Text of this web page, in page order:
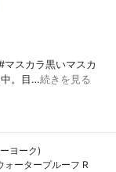
スカラ⁡黒いマスカ
中。目…続きを見る
ヨーク)
ォータープルーフ R